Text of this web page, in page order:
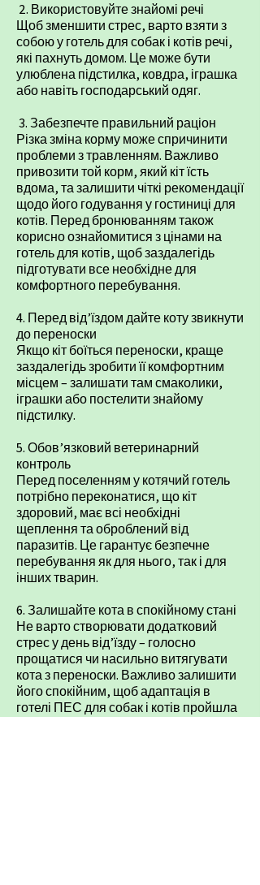
2. Використовуйте знайомі речі
Щоб зменшити стрес, варто взяти з
собою у готель для собак і котів речі,
які пахнуть домом. Це може бути
улюблена підстилка, ковдра, іграшка
або навіть господарський одяг.
3. Забезпечте правильний раціон
Різка зміна корму може спричинити
проблеми з травленням. Важливо
привозити той корм, який кіт їсть
вдома, та залишити чіткі рекомендації
щодо його годування у гостиниці для
котів. Перед бронюванням також
корисно ознайомитися зцінами на
готель для котів, щоб заздалегідь
підготувати все необхідне для
комфортного перебування.
4. Перед від’їздом дайте коту звикнути
до переноски
Якщо кіт боїться переноски, краще
заздалегідь зробити її комфортним
місцем – залишати там смаколики,
іграшки або постелити знайому
підстилку.
5. Обов’язковий ветеринарний
контроль
Перед поселенням у котячий готель
потрібно переконатися, що кіт
здоровий, має всі необхідні
щеплення та оброблений від
паразитів. Це гарантує безпечне
перебування як для нього, так і для
інших тварин.
​6. Залишайте кота в спокійному стані
Не варто створювати додатковий
стрес у день від’їзду – голосно
прощатися чи насильно витягувати
кота з переноски. Важливо залишити
його спокійним, щоб адаптація в
готелі ПЕС для собак і котів пройшла